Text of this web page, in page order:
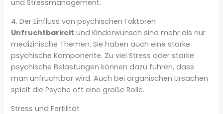
und Stressmanagement.
4. Der Einfluss von psychischen Faktoren
Unfruchtbarkeit und Kinderwunsch sind mehr als nur
medizinische Themen. Sie haben auch eine starke
psychische Komponente. Zu viel Stress oder starke
psychische Belastungen können dazu führen, dass
man unfruchtbar wird. Auch bei organischen Ursachen
spielt die Psyche oft eine große Rolle.
Stress und Fertilität